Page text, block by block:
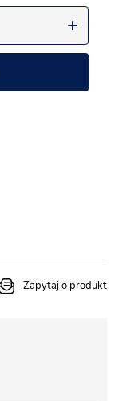
Zapytaj o produkt